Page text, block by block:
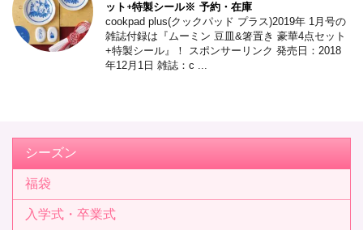
ット+特製シール※ 予約・在庫
cookpad plus(クックパッド プラス)2019年 1月号の
雑誌付録は『ムーミン 豆皿&箸置き 豪華4点セット
+特製シール』！ スポンサーリンク 発売日：2018
年12月1日 雑誌：c ...
シーズン
福袋
入学式・卒業式